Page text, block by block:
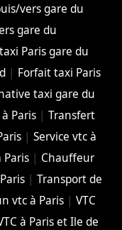
vers gare du
gare du
Paris gare du
| Forfait taxi Paris
taxi gare du
Paris| Transfert
|Service vtc à
Paris | Chauffeur
|Transport de
vtc à Paris| VTC
à Paris et Ile de